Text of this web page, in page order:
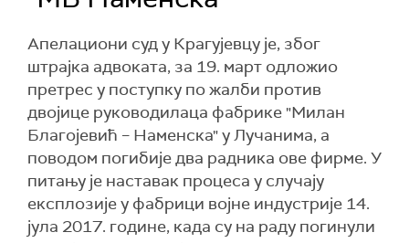
Апелациони суд у Крагујевцу је, због
штрајка адвоката, за 19. март одложио
претрес у поступку по жалби против
двојице руководилаца фабрике "Милан
Благојевић – Наменска" у Лучанима, а
поводом погибије два радника ове фирме. У
питању је наставак процеса у случају
експлозије у фабрици војне индустрије 14.
јула 2017. године, када су на раду погинули